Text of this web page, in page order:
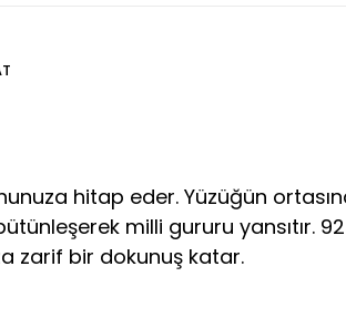
hitap eder. Yüzüğün
milli gururu yansıtır.
zarif bir dokunuş katar.